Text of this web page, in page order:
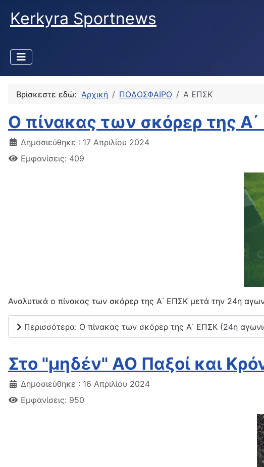
Kerkyra Sportnews
Βρίσκεστε εδώ: Αρχική ΠΟΔΟΣΦΑΙΡΟ Α ΕΠΣΚ
Ο πίνακας των σκόρερ της
Δημοσιεύθηκε : 17 Απριλίου 2024
Εμφανίσεις: 409
Αναλυτικά ο πίνακας των σκόρερ της Α΄ ΕΠΣΚ μετά την 24η
Περισσότερα: Ο πίνακας των σκόρερ της Α΄ ΕΠΣΚ (24η
Στο "μηδέν" ΑΟ Παξοί και
Δημοσιεύθηκε : 16 Απριλίου 2024
Εμφανίσεις: 950